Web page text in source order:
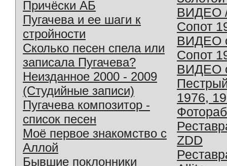
Причёски АБ
Пугачева и ее шаги к
стройности
Сколько песен спела или
записала Пугачева?
Неизданное 2000 - 2009
(Студийные записи)
Пугачева композитор -
список песен
Моё первое знакомство с
Аллой
Бывшие поклонники
ВИДЕО
Сопот
ВИДЕО
Сопот
ВИДЕО
1976,
ZDD